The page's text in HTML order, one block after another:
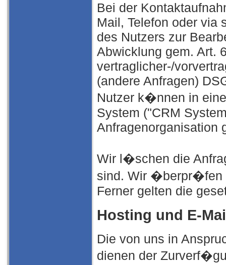
Bei der
Mail, Telefon oder via
des Nutzers zur
Abwicklung gem. Art.
vertraglicher-/
(andere Anfragen)
Nutzer k�nnen in
System ("CRM
Anfragenorganisation
Wir l�schen die
sind. Wir �berpr�fen
Ferner gelten die
Hosting und E-
Die von uns in
dienen der